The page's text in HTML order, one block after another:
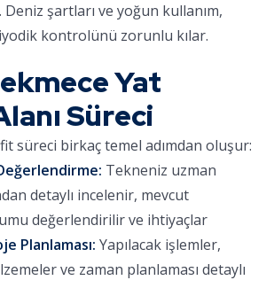
şartları ve yoğun kullanım,
kontrolünü zorunlu kılar.
Yat
Süreci
süreci birkaç temel adımdan oluşur:
Tekneniz uzman
detaylı incelenir, mevcut
değerlendirilir ve ihtiyaçlar
Planlaması: Yapılacak işlemler,
ve zaman planlaması detaylı